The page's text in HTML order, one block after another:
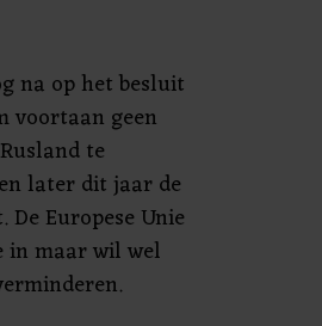
na op het besluit
voortaan geen
te
later dit jaar de
Europese Unie
in maar wil wel